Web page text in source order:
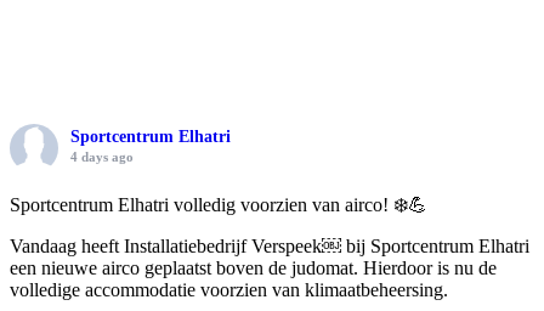
Sportcentrum Elhatri
4 days ago
Sportcentrum Elhatri volledig voorzien van airco! ❄️💪
Vandaag heeft Installatiebedrijf Verspeek⁠￼ bij Sportcentrum Elhatri
een nieuwe airco geplaatst boven de judomat. Hierdoor is nu de
volledige accommodatie voorzien van klimaatbeheersing.